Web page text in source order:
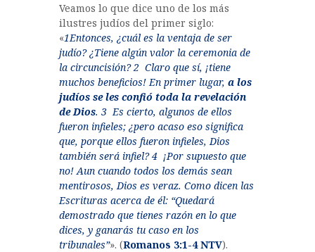
Veamos lo que dice uno de los más
ilustres judíos del primer siglo:
«1Entonces, ¿cuál es la ventaja de ser
judío? ¿Tiene algún valor la ceremonia de
la circuncisión? 2 Claro que sí, ¡tiene
muchos beneficios! En primer lugar, a los
judíos se les confió toda la revelación
de Dios. 3 Es cierto, algunos de ellos
fueron infieles; ¿pero acaso eso significa
que, porque ellos fueron infieles, Dios
también será infiel? 4 ¡Por supuesto que
no! Aun cuando todos los demás sean
mentirosos, Dios es veraz. Como dicen las
Escrituras acerca de él: “Quedará
demostrado que tienes razón en lo que
dices, y ganarás tu caso en los
tribunales”». (Romanos 3:1-4 NTV).